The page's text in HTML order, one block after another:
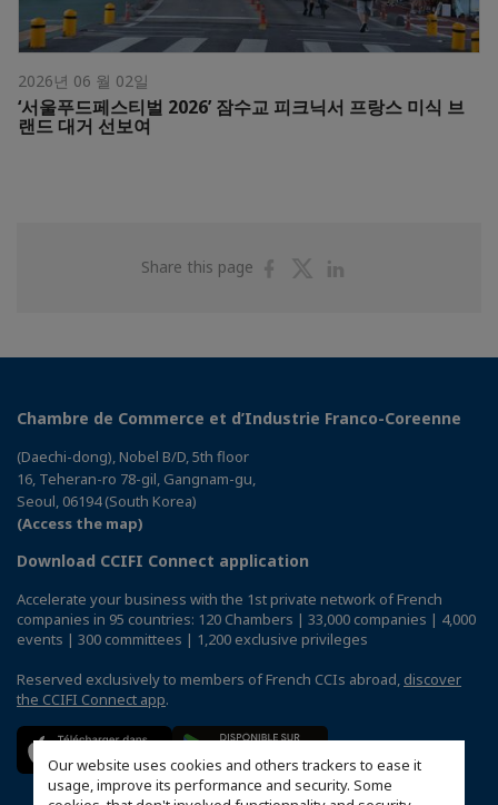
Our website uses cookies and others trackers to ease it
usage, improve its performance and security. Some
2026년 06 월 02일
‘서울푸드페스티벌 2026’ 잠수교 피크닉서 프랑스 미식 브
랜드 대거 선보여
Share this page
ShareShare
Chambre de Commerce et d’Industrie Franco-Coreenne
(Daechi-dong), Nobel B/D, 5th floor
16, Teheran-ro 78-gil, Gangnam-gu,
Seoul, 06194 (South Korea)
(Access the map)
Download CCIFI Connect application
Accelerate your business with the 1st private network of French
companies in 95 countries: 120 Chambers | 33,000 companies | 4,000
events | 300 committees | 1,200 exclusive privileges
Reserved exclusively to members of French CCIs abroad, discover
the CCIFI Connect app.